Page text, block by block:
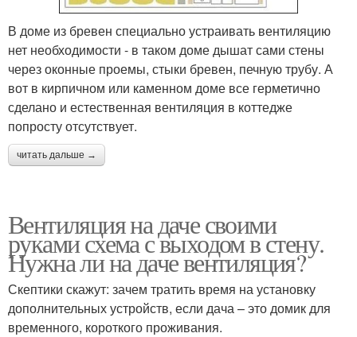
В доме из бревен специально устраивать вентиляцию
нет необходимости - в таком доме дышат сами стены
через оконные проемы, стыки бревен, печную трубу. А
вот в кирпичном или каменном доме все герметично
сделано и естественная вентиляция в коттедже
попросту отсутствует.
читать дальше →
Вентиляция на даче своими
руками схема с выходом в стену.
Нужна ли на даче вентиляция?
Скептики скажут: зачем тратить время на установку
дополнительных устройств, если дача – это домик для
временного, короткого проживания.